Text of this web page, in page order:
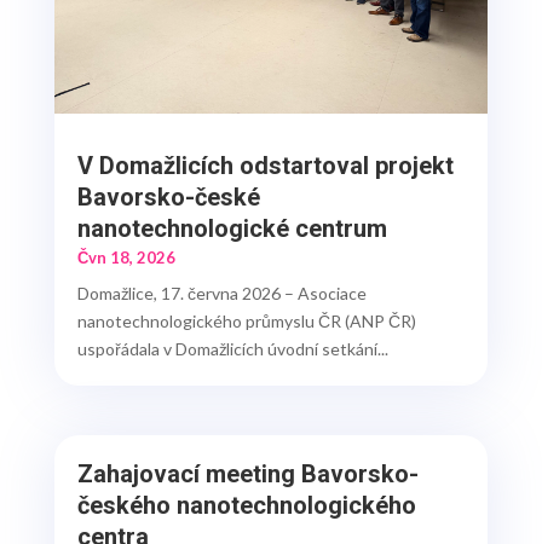
V Domažlicích odstartoval projekt
Bavorsko-české
nanotechnologické centrum
Čvn 18, 2026
Domažlice, 17. června 2026 – Asociace
nanotechnologického průmyslu ČR (ANP ČR)
uspořádala v Domažlicích úvodní setkání...
Zahajovací meeting Bavorsko-
českého nanotechnologického
centra